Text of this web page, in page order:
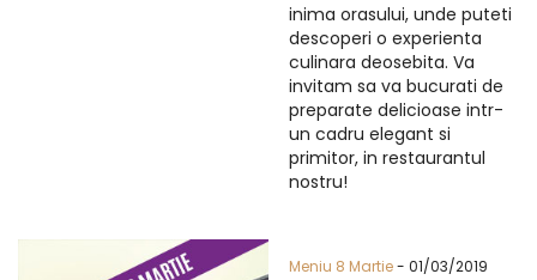
inima orasului, unde puteti
descoperi o experienta
culinara deosebita. Va
invitam sa va bucurati de
preparate delicioase intr-
un cadru elegant si
primitor, in restaurantul
nostru!
Meniu 8 Martie- 01/03/2019